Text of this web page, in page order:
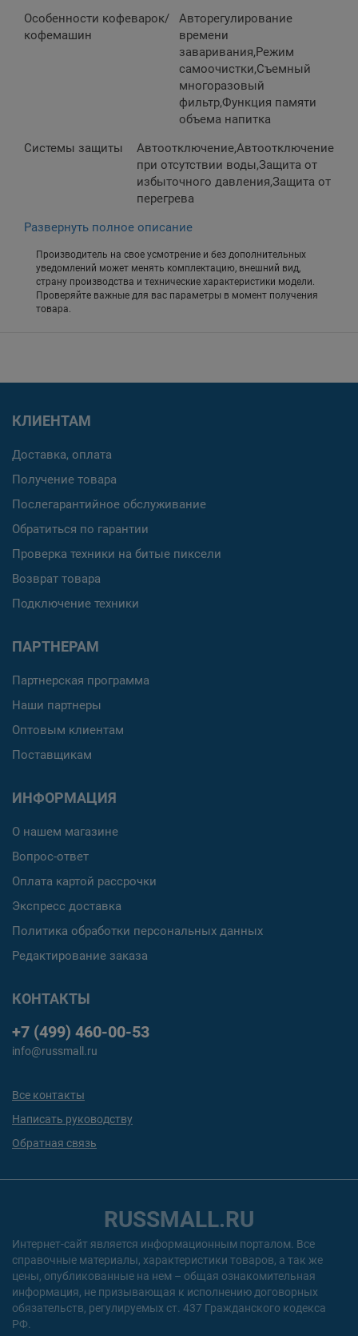
Особенности кофеварок/
кофемашин
Авторегулирование
времени
заваривания,Режим
самоочистки,Съемный
многоразовый
фильтр,Функция памяти
объема напитка
Системы защиты
Автоотключение,Автоотключение
при отсутствии воды,Защита от
избыточного давления,Защита от
перегрева
Развернуть полное описание
Производитель на свое усмотрение и без дополнительных
уведомлений может менять комплектацию, внешний вид,
страну производства и технические характеристики модели.
Проверяйте важные для вас параметры в момент получения
товара.
КЛИЕНТАМ
Доставка, оплата
Получение товара
Послегарантийное обслуживание
Обратиться по гарантии
Проверка техники на битые пиксели
Возврат товара
Подключение техники
ПАРТНЕРАМ
Партнерская программа
Наши партнеры
Оптовым клиентам
Поставщикам
ИНФОРМАЦИЯ
О нашем магазине
Вопрос-ответ
Оплата картой рассрочки
Экспресс доставка
Политика обработки персональных данных
Редактирование заказа
КОНТАКТЫ
+7 (499) 460-00-53
info@russmall.ru
Все контакты
Написать руководству
Обратная связь
RUSSMALL.RU
Интернет-сайт является информационным порталом. Все
справочные материалы, характеристики товаров, а так же
цены, опубликованные на нем – общая ознакомительная
информация, не призывающая к исполнению договорных
обязательств, регулируемых ст. 437 Гражданского кодекса
РФ.